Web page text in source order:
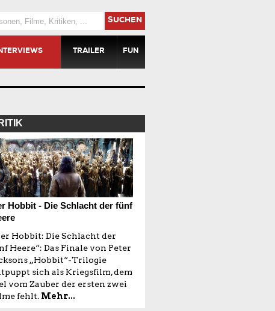
SUCHEN
TRAILER FUN
Hobbit - Die Schlacht der fünf
Hobbit: Die Schlacht der
Heere“: Das Finale von Peter
„Hobbit“-Trilogie
sich als Kriegsfilm, dem
vom Zauber der ersten zwei
fehlt. Mehr...